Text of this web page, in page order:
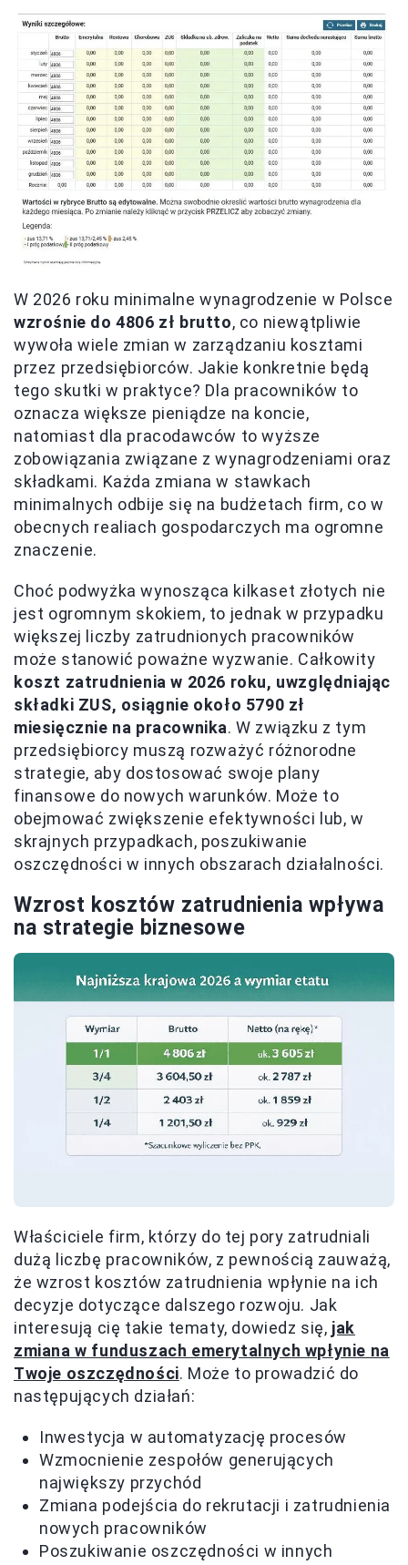
W 2026 roku minimalne wynagrodzenie w Polsce
wzrośnie do 4806 zł brutto, co niewątpliwie
wywoła wiele zmian w zarządzaniu kosztami
przez przedsiębiorców. Jakie konkretnie będą
tego skutki w praktyce? Dla pracowników to
oznacza większe pieniądze na koncie,
natomiast dla pracodawców to wyższe
zobowiązania związane z wynagrodzeniami oraz
składkami. Każda zmiana w stawkach
minimalnych odbije się na budżetach firm, co w
obecnych realiach gospodarczych ma ogromne
znaczenie.
Choć podwyżka wynosząca kilkaset złotych nie
jest ogromnym skokiem, to jednak w przypadku
większej liczby zatrudnionych pracowników
może stanowić poważne wyzwanie. Całkowity
koszt zatrudnienia w 2026 roku, uwzględniając
składki ZUS, osiągnie około 5790 zł
miesięcznie na pracownika. W związku z tym
przedsiębiorcy muszą rozważyć różnorodne
strategie, aby dostosować swoje plany
finansowe do nowych warunków. Może to
obejmować zwiększenie efektywności lub, w
skrajnych przypadkach, poszukiwanie
oszczędności w innych obszarach działalności.
Wzrost kosztów zatrudnienia wpływa
na strategie biznesowe
Właściciele firm, którzy do tej pory zatrudniali
dużą liczbę pracowników, z pewnością zauważą,
że wzrost kosztów zatrudnienia wpłynie na ich
decyzje dotyczące dalszego rozwoju. Jak
interesują cię takie tematy, dowiedz się, jak
zmiana w funduszach emerytalnych wpłynie na
Twoje oszczędności. Może to prowadzić do
następujących działań:
Inwestycja w automatyzację procesów
Wzmocnienie zespołów generujących
największy przychód
Zmiana podejścia do rekrutacji i zatrudnienia
nowych pracowników
Poszukiwanie oszczędności w innych